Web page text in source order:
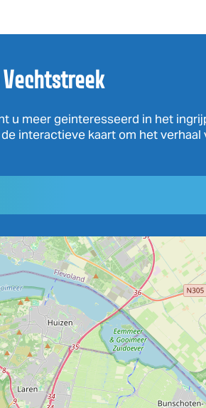
worden gezet om de vijand de weg te
oorlogsvoering vliegtuigen werden
over de watervlakten konden
fort is Cultuurfort geworden, een
broedplaats voor kunst en cultuur. Er
u meer geinteresseerd in het
interactieve kaart om het verhaal